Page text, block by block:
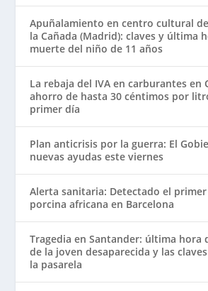
Apuñalamiento en centro cultural
la Cañada (Madrid): claves y última
muerte del niño de 11 años
La rebaja del IVA en carburantes en
ahorro de hasta 30 céntimos por
primer día
Plan anticrisis por la guerra: El
nuevas ayudas este viernes
Alerta sanitaria: Detectado el
porcina africana en Barcelona
Tragedia en Santander: última hora
de la joven desaparecida y las
la pasarela